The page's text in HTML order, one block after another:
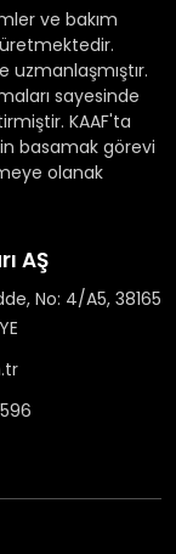
ve bakım
sayesinde
KAAF'ta
basamak görevi
olanak
AŞ
No: 4/A5, 38165